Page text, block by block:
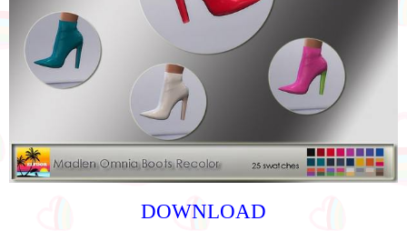
DOWNLOAD